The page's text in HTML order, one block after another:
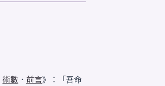
術數 ． 前言》：「吾命